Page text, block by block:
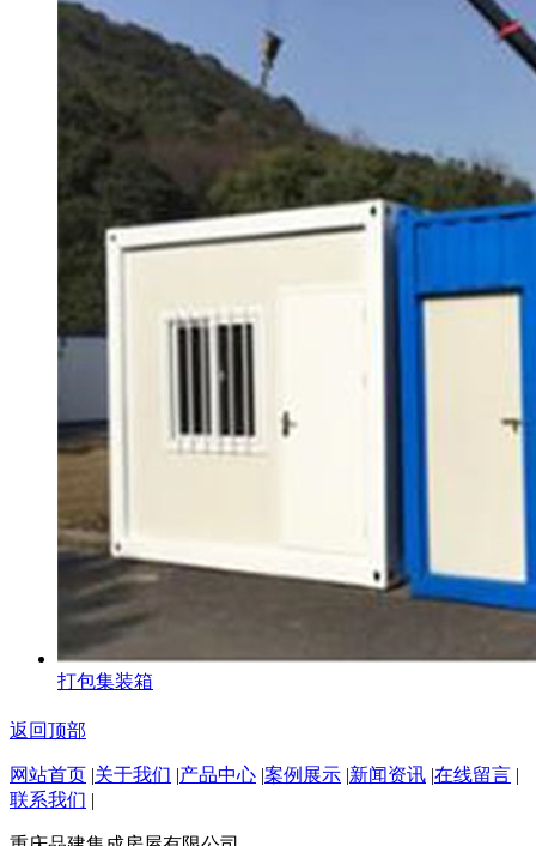
打包集装箱
返回顶部
网站首页 |关于我们 |产品中心 |案例展示 |新闻资讯 |在线留言 |
联系我们 |